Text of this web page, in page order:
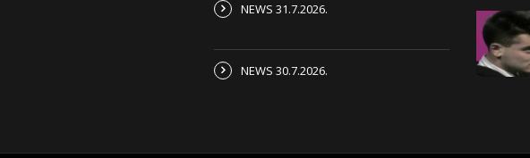
NEWS 31.7.2026.
NEWS 30.7.2026.